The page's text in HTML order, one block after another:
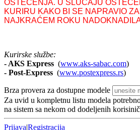
OŠTEĆENJA. U SLUČAJU
KURIRU KAKO BI SE NAPRAVIO
NAJKRAĆEM ROKU
Kurirske službe:
- AKS Express (www.aks-sabac.com)
- Post-Express (www.postexpress.rs)
Brza provera za dostupne modele
Za uvid u kompletnu listu modela
na sistem sa nekom od dodeljenih
Prijava|Registracija